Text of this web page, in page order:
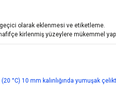
olarak eklenmesi ve etiketleme.
kirlenmiş yüzeylere mükemmel
°C) 10 mm kalınlığında yumuşak